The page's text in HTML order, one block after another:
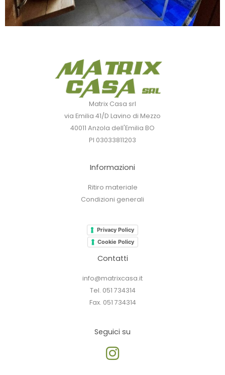
Matrix Casa srl
via Emilia 41/D Lavino di Mezzo
40011 Anzola dell'Emilia BO
PI 03033811203
Informazioni
Ritiro materiale
Condizioni generali
Privacy Policy
Cookie Policy
Contatti
info@matrixcasa.it
Tel. 051 734314
Fax. 051 734314
Seguici su